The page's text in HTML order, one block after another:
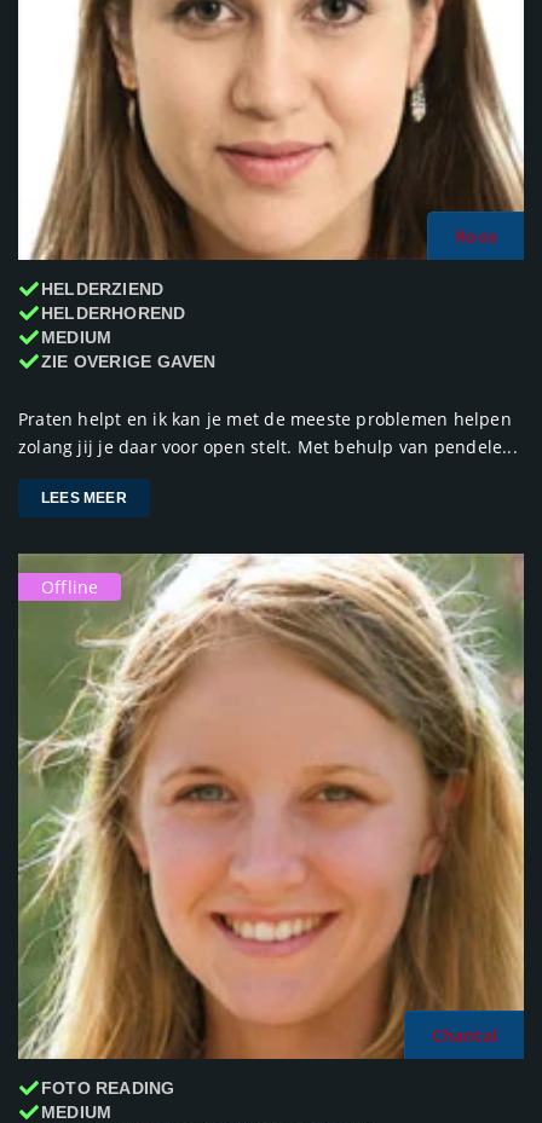
Roos
HELDERZIEND
HELDERHOREND
MEDIUM
ZIE OVERIGE GAVEN
Praten helpt en ik kan je met de meeste problemen helpen
zolang jij je daar voor open stelt. Met behulp van pendele...
LEES MEER
Offline
Chantal
FOTO READING
MEDIUM